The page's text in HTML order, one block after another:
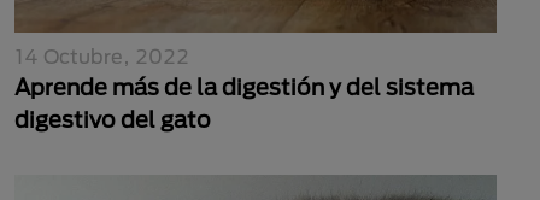
14 Octubre, 2022
Aprende más de la digestión y del sistema
digestivo del gato